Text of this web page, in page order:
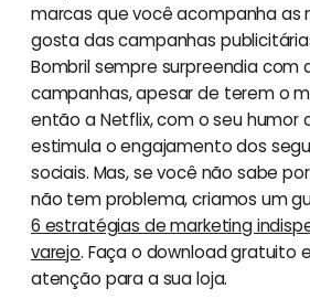
marcas que você acompanha as
gosta das campanhas
Bombril sempre surpreendia com
campanhas, apesar de terem o
então a Netflix, com o seu humor
estimula o engajamento dos
sociais. Mas, se você não sabe
não tem problema, criamos um
6 estratégias de marketing
varejo. Faça o download gratuito
atenção para a sua loja.